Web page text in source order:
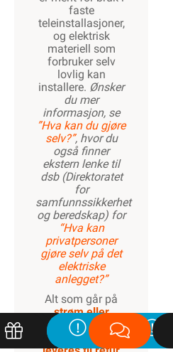
faste
teleinstallasjoner,
og elektrisk
materiell som
forbruker selv
lovlig kan
installere. Ønsker
du mer
informasjon, se
”Hva kan du gjøre
selv?”, hvor du
også finner
ekstern lenke til
dsb (Direktoratet
for
samfunnssikkerhet
og beredskap) for
“Hva kan
privatpersoner
gjøre selv på det
elektriske
anlegget?”
Alt som går på
strøm eller
batterier (EE-
avfall) skal